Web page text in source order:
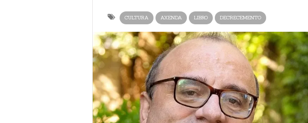
CULTURA AXENDA LIBRO DECRECEMENTO